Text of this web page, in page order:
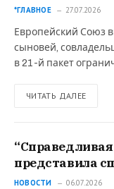
*ГЛАВНОЕ 27.07.2026
Европейский Союз
сыновей,
в 21-й пакет
ЧИТАТЬ ДАЛЕЕ
“Справедливая
представила
кандидатов на
НОВОСТИ 06.07.2026